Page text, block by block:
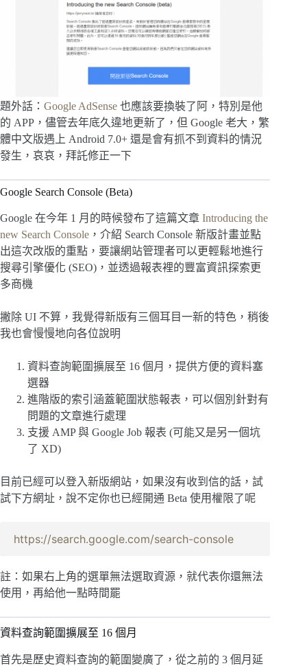
題外話： Google AdSense 也應該要換裝了阿，特別是他
的 APP，儘管去年底久違地更新了，但 Google 老大，繁
體中文版遇上 Android 7.0+ 還是會有抓不到資料的情況
發生，哀哀，拜託修正一下
Google Search Console (Beta)
Google 在今年 1 月的時候發布了這篇文章 Introducing the
new Search Console ，介紹 Search Console 新版計畫並點
出這次改版的重點，要讓網站管理者可以更輕鬆地進行
搜尋引擎優化 (SEO)，並透過報表裡的豐富資訊探索更
多商機
撇除 UI 不算，我覺得新版有三個耳目一新的特色，稍後
我也會慢慢地向各位說明
資料查詢範圍擴展至 16 個月，提供方便的資料塞
選器
進階版的索引涵蓋範圍狀態報表，可以個別針對有
問題的文章進行處理
支援 AMP 與 Google Job 報表 (可能又是另一個坑
了 XD)
目前已經可以登入新版網站，如果沒有收到信的話，試
試下方網址，說不定你也已經開通 Beta 使用權限了呢
https://search.google.com/search-console
註：如果右上角的選單無法選取資源，就代表你還無法
使用，再給他一點時間罷
資料查詢範圍擴展至 16 個月
首先是歷史資料查詢的範圍變廣了，從之前的 3 個月延